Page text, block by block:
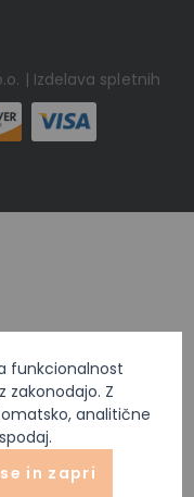
funkcionalnost
zakonodajo. Z
analitične
in zapri
| Izdelava spletnih